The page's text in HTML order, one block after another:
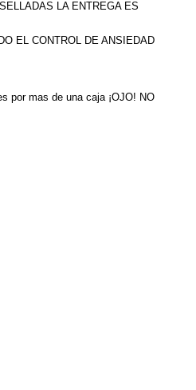
LA ENTREGA ES
EL CONTROL DE ANSIEDAD
por mas de una caja ¡OJO! NO